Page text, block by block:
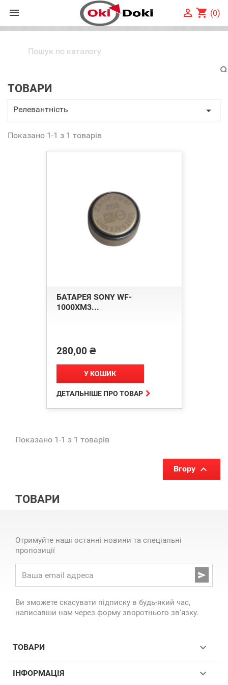
 shopping_cart (0)

ТОВАРИ
Релевантність 
Показано 1-1 з 1 товарів
БАТАРЕЯ SONY WF-
1000XM3...
Ціна
280,00 ₴

У КОШИК
ДЕТАЛЬНІШЕ ПРО ТОВАР
Показано 1-1 з 1 товарів
Вгору 
ТОВАРИ
Отримуйте наші останні новини та спеціальні
пропозиції

Ви зможете скасувати підписку в будь-який час,
написавши нам через форму зворотнього зв'язку.
ТОВАРИ 
ІНФОРМАЦІЯ 